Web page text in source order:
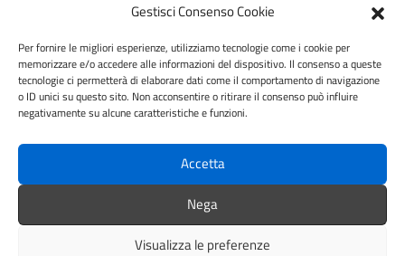
Gestisci Consenso Cookie
Per fornire le migliori esperienze, utilizziamo tecnologie come i cookie per
memorizzare e/o accedere alle informazioni del dispositivo. Il consenso a queste
tecnologie ci permetterà di elaborare dati come il comportamento di navigazione
o ID unici su questo sito. Non acconsentire o ritirare il consenso può influire
negativamente su alcune caratteristiche e funzioni.
Accetta
Nega
Visualizza le preferenze
Esercizio diritti interessati
Dichiarazione di accessibilità
Obiettivi di accessibilità
Note legali
Feedback
YouTube
Comuni-Chiamo